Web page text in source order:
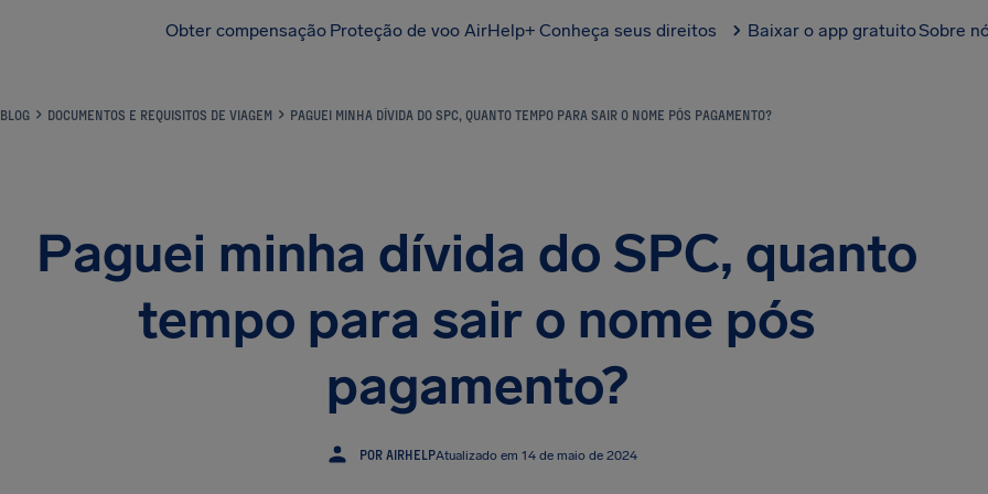
Obter compensação Proteção de voo AirHelp+ Conheça seus direitos Baixar o app gratuitoSobre
BLOG DOCUMENTOS E REQUISITOS DE VIAGEM PAGUEI MINHA DÍVIDA DO SPC, QUANTO TEMPO PARA SAIR O NOME PÓS PAGAMENTO?
Paguei minha dívida do SPC, quanto
tempo para sair o nome pós
pagamento?
POR AIRHELPAtualizado em 14 de maio de 2024